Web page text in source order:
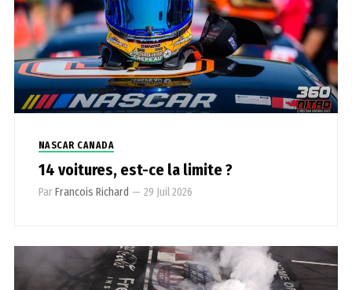
NASCAR CANADA
14 voitures, est-ce la limite ?
ParFrancois Richard — 29 Juil 2026